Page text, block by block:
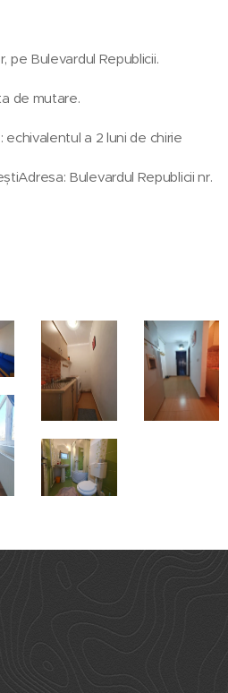
pe Bulevardul Republicii.
de mutare.
a 2 luni de chirie
Bulevardul Republicii nr.